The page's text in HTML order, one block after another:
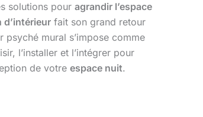
solutions pour agrandir l’espace
d’intérieur fait son grand retour
mural s’impose comme
l’installer et l’intégrer pour
de votre espace nuit.